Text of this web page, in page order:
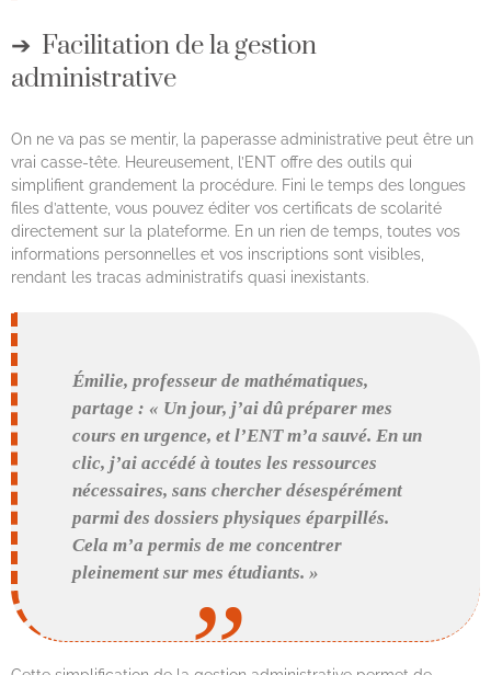
Facilitation de la gestion
administrative
On ne va pas se mentir, la paperasse administrative peut être un
vrai casse-tête. Heureusement, l’ENT offre des outils qui
simplifient grandement la procédure. Fini le temps des longues
files d’attente, vous pouvez éditer vos certificats de scolarité
directement sur la plateforme. En un rien de temps, toutes vos
informations personnelles et vos inscriptions sont visibles,
rendant les tracas administratifs quasi inexistants.
Émilie, professeur de mathématiques,
partage : « Un jour, j’ai dû préparer mes
cours en urgence, et l’ENT m’a sauvé. En un
clic, j’ai accédé à toutes les ressources
nécessaires, sans chercher désespérément
parmi des dossiers physiques éparpillés.
Cela m’a permis de me concentrer
pleinement sur mes étudiants. »